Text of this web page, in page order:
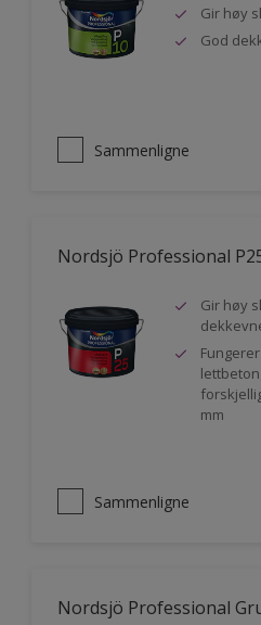
Gir høy
God
Sammenligne
Nordsjö Professional
Gir høy
mm
Sammenligne
Nordsjö Professional